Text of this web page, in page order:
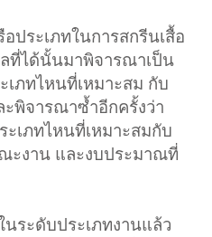
ประเภทในการสกรีนเสื้อ
ที่ได้นั้นมาพิจารณาเป็น
ภทไหนที่เหมาะสม กับ
พิจารณาซ้ำอีกครั้งว่า
เภทไหนที่เหมาะสมกับ
งาน และงบประมาณที่
นระดับประเภทงานแล้ว